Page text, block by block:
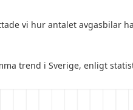
vi hur antalet avgasbilar
trend i Sverige, enligt